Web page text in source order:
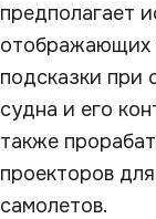
предполагает
отображающих
подсказки при
судна и его
также
проекторов
самолетов.